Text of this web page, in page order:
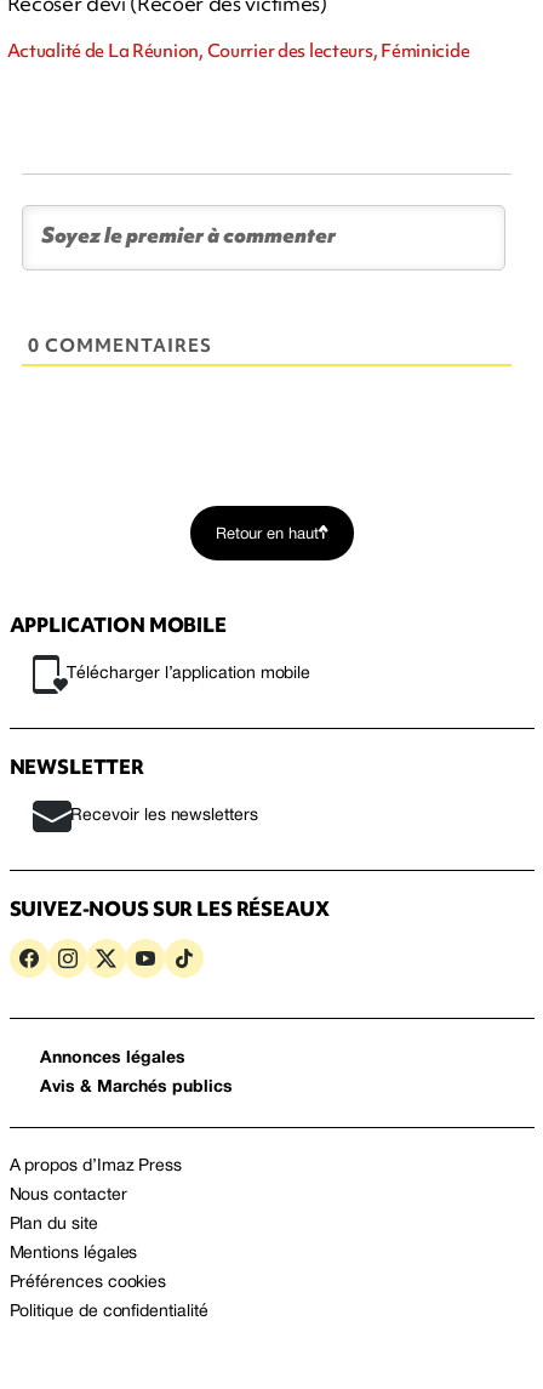
Actualité de La Réunion, Courrier des lecteurs, Féminicide
0 COMMENTAIRES
Retour en haut
APPLICATION MOBILE
Télécharger l’application mobile
NEWSLETTER
Recevoir les newsletters
SUIVEZ-NOUS SUR LES RÉSEAUX
Annonces légales
Avis & Marchés publics
A propos d’Imaz Press
Nous contacter
Plan du site
Mentions légales
Préférences cookies
Politique de confidentialité